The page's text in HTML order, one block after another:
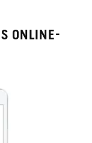
ONLINE-